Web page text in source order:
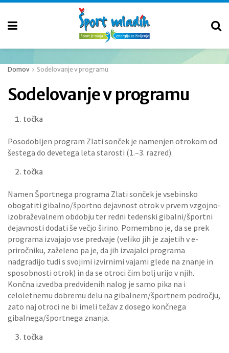
Domov Sodelovanje v programu
Sodelovanje v programu
točka
Posodobljen program Zlati sonček je namenjen otrokom od
šestega do devetega leta starosti (1.–3. razred).
točka
Namen Športnega programa Zlati sonček je vsebinsko
obogatiti gibalno/športno dejavnost otrok v prvem vzgojno-
izobraževalnem obdobju ter redni tedenski gibalni/športni
dejavnosti dodati še večjo širino. Pomembno je, da se prek
programa izvajajo vse predvaje (veliko jih je zajetih v e-
priročniku, zaželeno pa je, da jih izvajalci programa
nadgradijo tudi s svojimi izvirnimi vajami glede na znanje in
sposobnosti otrok) in da se otroci čim bolj urijo v njih.
Končna izvedba predvidenih nalog je samo pika na i
celoletnemu dobremu delu na gibalnem/športnem področju,
zato naj otroci ne bi imeli težav z dosego končnega
gibalnega/športnega znanja.
točka